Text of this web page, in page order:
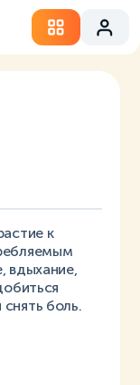
к
вдыхание,
боль.